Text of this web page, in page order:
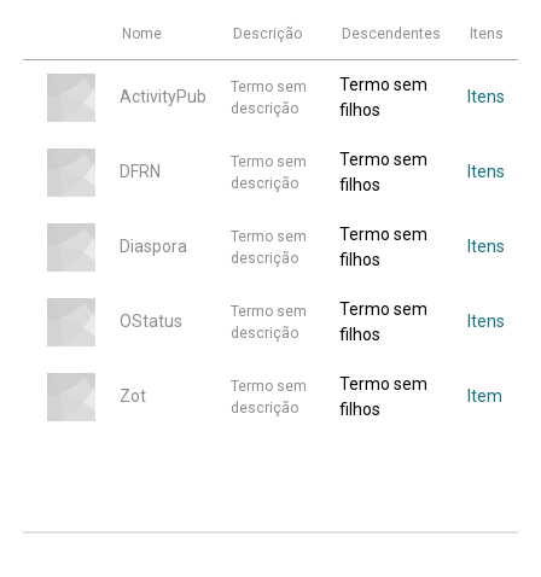
Nome Descrição Descendentes Itens
ActivityPub
Termo sem
descrição
Termo sem
filhos
Itens
DFRN
Termo sem
descrição
Termo sem
filhos
Itens
Diaspora
Termo sem
descrição
Termo sem
filhos
Itens
OStatus
Termo sem
descrição
Termo sem
filhos
Itens
Zot
Termo sem
descrição
Termo sem
filhos
Item